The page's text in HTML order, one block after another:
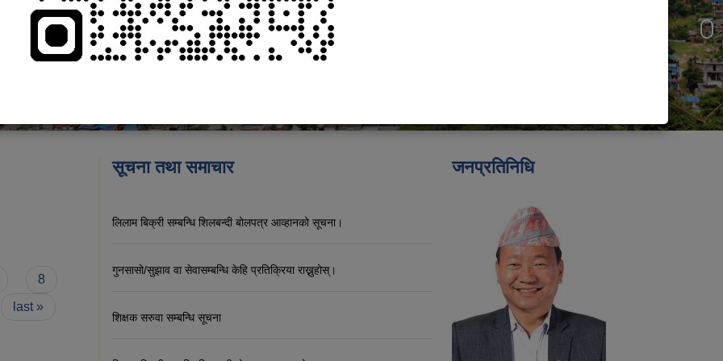
8
last »
सूचना तथा समाचार
लिलाम बिक्री सम्बन्धि शिलबन्दी बोलपत्र आव्हानको सूचना।
गुनसासो/सुझाव वा सेवासम्बन्धि केहि प्रतिक्रिया राख्नुहोस्।
शिक्षक सरुवा सम्बन्धि सूचना
जनप्रतिनिधि